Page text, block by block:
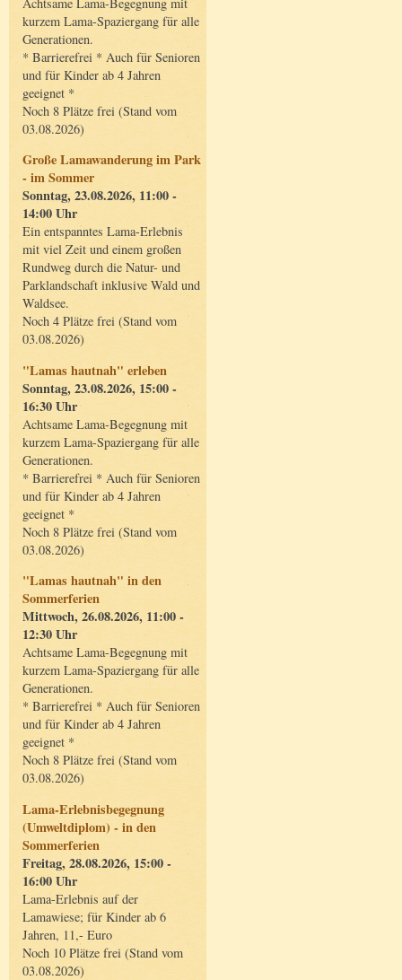
kurzem Lama-Spaziergang für alle
Generationen.
* Barrierefrei * Auch für Senioren
und für Kinder ab 4 Jahren
geeignet *
Noch 8 Plätze frei (Stand vom
03.08.2026)
Große Lamawanderung im Park
- im Sommer
Sonntag, 23.08.2026, 11:00 -
14:00 Uhr
Ein entspanntes Lama-Erlebnis
mit viel Zeit und einem großen
Rundweg durch die Natur- und
Parklandschaft inklusive Wald und
Waldsee.
Noch 4 Plätze frei (Stand vom
03.08.2026)
"Lamas hautnah" erleben
Sonntag, 23.08.2026, 15:00 -
16:30 Uhr
Achtsame Lama-Begegnung mit
kurzem Lama-Spaziergang für alle
Generationen.
* Barrierefrei * Auch für Senioren
und für Kinder ab 4 Jahren
geeignet *
Noch 8 Plätze frei (Stand vom
03.08.2026)
"Lamas hautnah" in den
Sommerferien
Mittwoch, 26.08.2026, 11:00 -
12:30 Uhr
Achtsame Lama-Begegnung mit
kurzem Lama-Spaziergang für alle
Generationen.
* Barrierefrei * Auch für Senioren
und für Kinder ab 4 Jahren
geeignet *
Noch 8 Plätze frei (Stand vom
03.08.2026)
Lama-Erlebnisbegegnung
(Umweltdiplom) - in den
Sommerferien
Freitag, 28.08.2026, 15:00 -
16:00 Uhr
Lama-Erlebnis auf der
Lamawiese; für Kinder ab 6
Jahren, 11,- Euro
Noch 10 Plätze frei (Stand vom
03.08.2026)